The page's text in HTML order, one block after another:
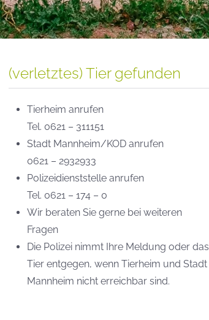
(verletztes) Tier gefunden
Tierheim anrufen
Tel. 0621 – 311151
Stadt Mannheim/KOD anrufen
0621 – 2932933
Polizeidienststelle anrufen
Tel. 0621 – 174 – 0
Wir beraten Sie gerne bei weiteren
Fragen
Die Polizei nimmt Ihre Meldung oder das
Tier entgegen, wenn Tierheim und Stadt
Mannheim nicht erreichbar sind.